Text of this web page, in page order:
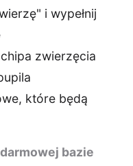
i wypełnij
zwierzęcia
które będą
darmowej bazie